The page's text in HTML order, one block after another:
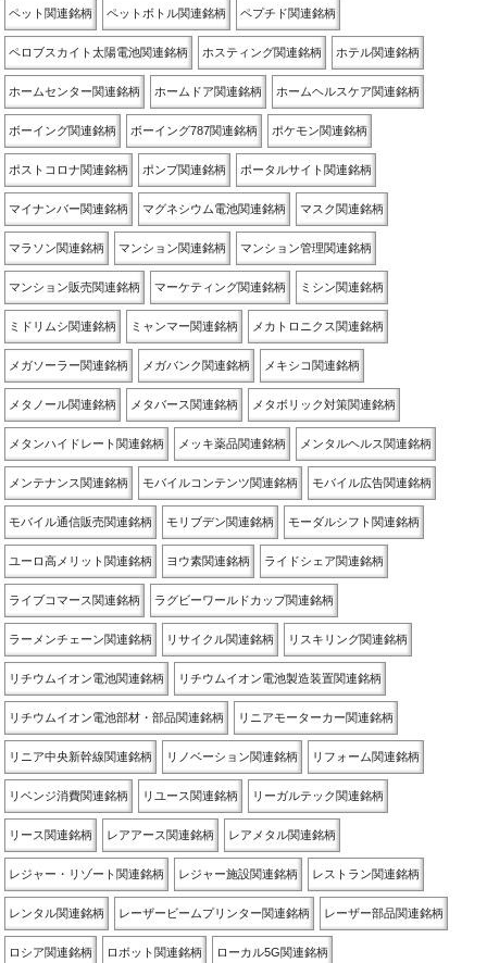
ペット関連銘柄 ペットボトル関連銘柄 ペプチド関連銘柄
ペロブスカイト太陽電池関連銘柄 ホスティング関連銘柄 ホテル関連銘柄
ホームセンター関連銘柄 ホームドア関連銘柄 ホームヘルスケア関連銘柄
ボーイング関連銘柄 ボーイング787関連銘柄 ポケモン関連銘柄
ポストコロナ関連銘柄 ポンプ関連銘柄 ポータルサイト関連銘柄
マイナンバー関連銘柄 マグネシウム電池関連銘柄 マスク関連銘柄
マラソン関連銘柄 マンション関連銘柄 マンション管理関連銘柄
マンション販売関連銘柄 マーケティング関連銘柄 ミシン関連銘柄
ミドリムシ関連銘柄 ミャンマー関連銘柄 メカトロニクス関連銘柄
メガソーラー関連銘柄 メガバンク関連銘柄 メキシコ関連銘柄
メタノール関連銘柄 メタバース関連銘柄 メタボリック対策関連銘柄
メタンハイドレート関連銘柄 メッキ薬品関連銘柄 メンタルヘルス関連銘柄
メンテナンス関連銘柄 モバイルコンテンツ関連銘柄 モバイル広告関連銘柄
モバイル通信販売関連銘柄 モリブデン関連銘柄 モーダルシフト関連銘柄
ユーロ高メリット関連銘柄 ヨウ素関連銘柄 ライドシェア関連銘柄
ライブコマース関連銘柄 ラグビーワールドカップ関連銘柄
ラーメンチェーン関連銘柄 リサイクル関連銘柄 リスキリング関連銘柄
リチウムイオン電池関連銘柄 リチウムイオン電池製造装置関連銘柄
リチウムイオン電池部材・部品関連銘柄 リニアモーターカー関連銘柄
リニア中央新幹線関連銘柄 リノベーション関連銘柄 リフォーム関連銘柄
リベンジ消費関連銘柄 リユース関連銘柄 リーガルテック関連銘柄
リース関連銘柄 レアアース関連銘柄 レアメタル関連銘柄
レジャー・リゾート関連銘柄 レジャー施設関連銘柄 レストラン関連銘柄
レンタル関連銘柄 レーザービームプリンター関連銘柄 レーザー部品関連銘柄
ロシア関連銘柄 ロボット関連銘柄 ローカル5G関連銘柄